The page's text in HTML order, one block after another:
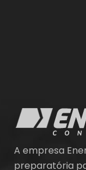
A empresa
preparatória